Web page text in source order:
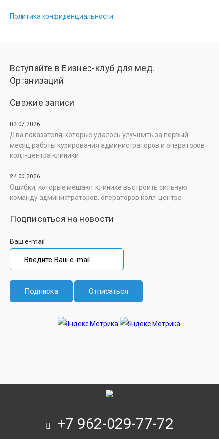
Политика конфиденциальности
Вступайте в Бизнес-клуб для мед.
Организаций
Свежие записи
02.07.2026
Два показателя, которые удалось улучшить за первый
месяц работы курирования администраторов и операторов
колл-центра клиники
24.06.2026
Ошибки, которые мешают клинике выстроить сильную
команду администраторов, операторов колл-центра
Подписаться на новости
Ваш e-mail:
+7 962-029-77-72